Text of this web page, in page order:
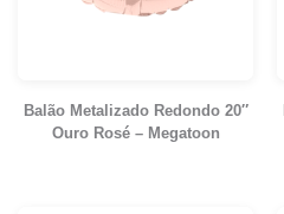
Balão Metalizado Redondo 20″
Ouro Rosé – Megatoon